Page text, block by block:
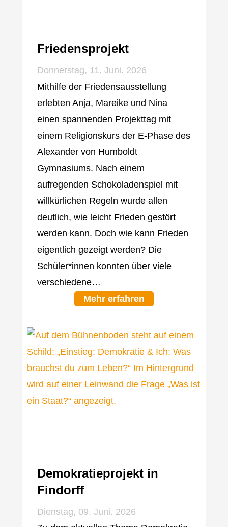
Friedensprojekt
Donnerstag, 11. Juni. 2026
Mithilfe der Friedensausstellung
erlebten Anja, Mareike und Nina
einen spannenden Projekttag mit
einem Religionskurs der E-Phase des
Alexander von Humboldt
Gymnasiums. Nach einem
aufregenden Schokoladenspiel mit
willkürlichen Regeln wurde allen
deutlich, wie leicht Frieden gestört
werden kann. Doch wie kann Frieden
eigentlich gezeigt werden? Die
Schüler*innen konnten über viele
verschiedene…
Mehr erfahren
Demokratieprojekt in
Findorff
Dienstag, 09. Juni. 2026